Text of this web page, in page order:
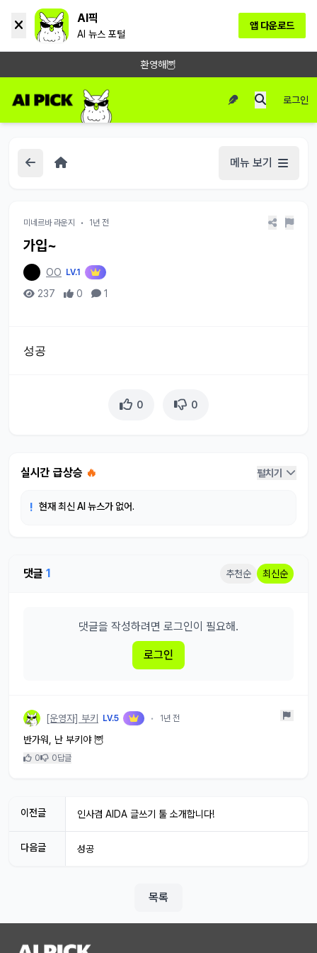
AI픽
AI 뉴스 포털
앱 다운로드
환영해🦉
로그인
메뉴 보기
미네르바 라운지 • 1년 전
가입~
OO LV.1
237 0 1
성공
0 0
실시간 급상승 🔥 펼치기
! 현재 최신 AI 뉴스가 없어.
댓글 1 추천순 최신순
댓글을 작성하려면 로그인이 필요해.
로그인
[운영자] 부키 LV.5 • 1년 전
반가워, 난 부키야 🦉
0 0답글
이전글 인사겸 AIDA 글쓰기 툴 소개합니다!
다음글 성공
목록